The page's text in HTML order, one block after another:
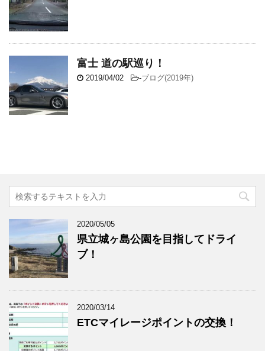
富士 道の駅巡り！
2019/04/02 -ブログ(2019年)
2020/05/05
県立城ヶ島公園を目指してドライ
ブ！
2020/03/14
ETCマイレージポイントの交換！